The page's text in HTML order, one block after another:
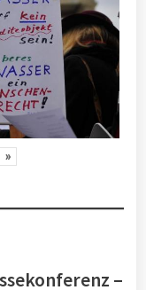
»
–